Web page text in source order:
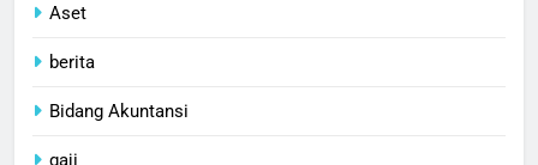
Aset
berita
Bidang Akuntansi
gaji